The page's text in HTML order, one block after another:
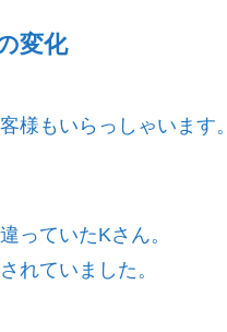
変化
様もいらっしゃいます。
っていたKさん。
れていました。